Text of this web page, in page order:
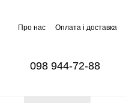
Про нас Оплата і доставка
098 944-72-88